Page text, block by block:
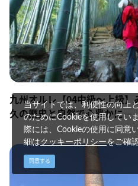
九州オルレ【04中級～上級
久の歴史と自然で心豊かに―
当サイトでは、利便性の向上
のためにCookieを使用してい
際には、Cookieの使用に同意
細はクッキーポリシーをご確
同意する